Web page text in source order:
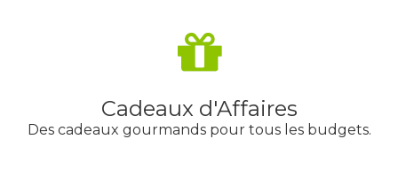
Cadeaux d'Affaires
Des cadeaux gourmands pour tous les budgets.